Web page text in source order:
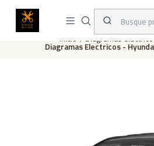
Este es el texto del
Inicio Diagramas
Diagramas Electricos -